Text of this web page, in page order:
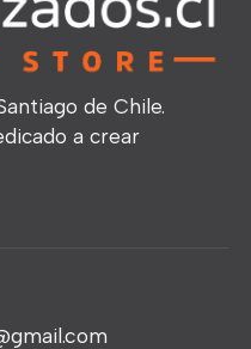
de Chile.
a crear